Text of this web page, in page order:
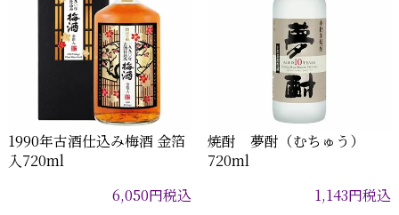
1990年古酒仕込み梅酒 金箔
入720ml
6,050円税込
焼酎 夢酎（むちゅう）
720ml
1,143円税込